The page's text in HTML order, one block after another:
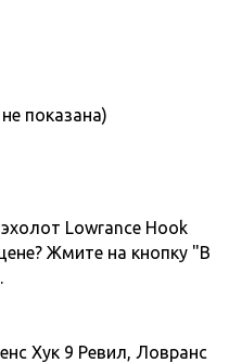
показана)
Lowrance Hook
Жмите на кнопку "В
Хук 9 Ревил, Ловранс